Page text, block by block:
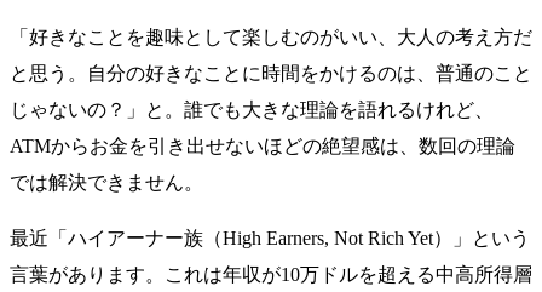
「好きなことを趣味として楽しむのがいい、大人の考え方だ
と思う。自分の好きなことに時間をかけるのは、普通のこと
じゃないの？」と。誰でも大きな理論を語れるけれど、
ATMからお金を引き出せないほどの絶望感は、数回の理論
では解決できません。
最近「ハイアーナー族（High Earners, Not Rich Yet）」という
言葉があります。これは年収が10万ドルを超える中高所得層